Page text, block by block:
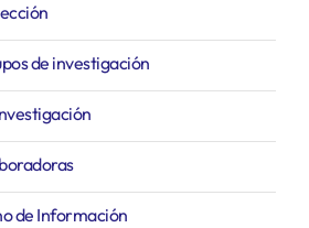
de investigación
de Información